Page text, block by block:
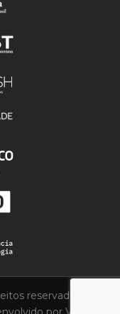
reservados.